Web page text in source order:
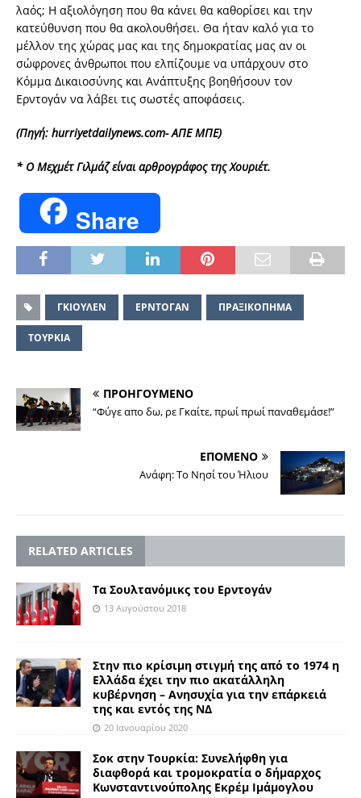
λαός; Η αξιολόγηση που θα κάνει θα καθορίσει και την
κατεύθυνση που θα ακολουθήσει. Θα ήταν καλό για το
μέλλον της χώρας μας και της δημοκρατίας μας αν οι
σώφρονες άνθρωποι που ελπίζουμε να υπάρχουν στο
Κόμμα Δικαιοσύνης και Ανάπτυξης βοηθήσουν τον
Ερντογάν να λάβει τις σωστές αποφάσεις.
(Πηγή: hurriyetdailynews.com- ΑΠΕ ΜΠΕ)
* Ο Μεχμέτ Γιλμάζ είναι αρθρογράφος της Χουριέτ.
Share
ΓΚΙΟΥΛΕΝ ΕΡΝΤΟΓΑΝ ΠΡΑΞΙΚΟΠΗΜΑ
ΤΟΥΡΚΙΑ
ΠΡΟΗΓΟΥΜΕΝΟ
“Φύγε απο δω, ρε Γκαίτε, πρωί πρωί παναθεμάσε!”
ΕΠΟΜΕΝΟ
Ανάφη: Το Νησί του Ήλιου
RELATED ARTICLES
Τα Σουλτανόμικς του Ερντογάν
13 Αυγούστου 2018
Στην πιο κρίσιμη στιγμή της από το 1974 η
Ελλάδα έχει την πιο ακατάλληλη
κυβέρνηση – Ανησυχία για την επάρκειά
της και εντός της ΝΔ
20 Ιανουαρίου 2020
Σοκ στην Τουρκία: Συνελήφθη για
διαφθορά και τρομοκρατία ο δήμαρχος
Κωνσταντινούπολης Εκρέμ Ιμάμογλου